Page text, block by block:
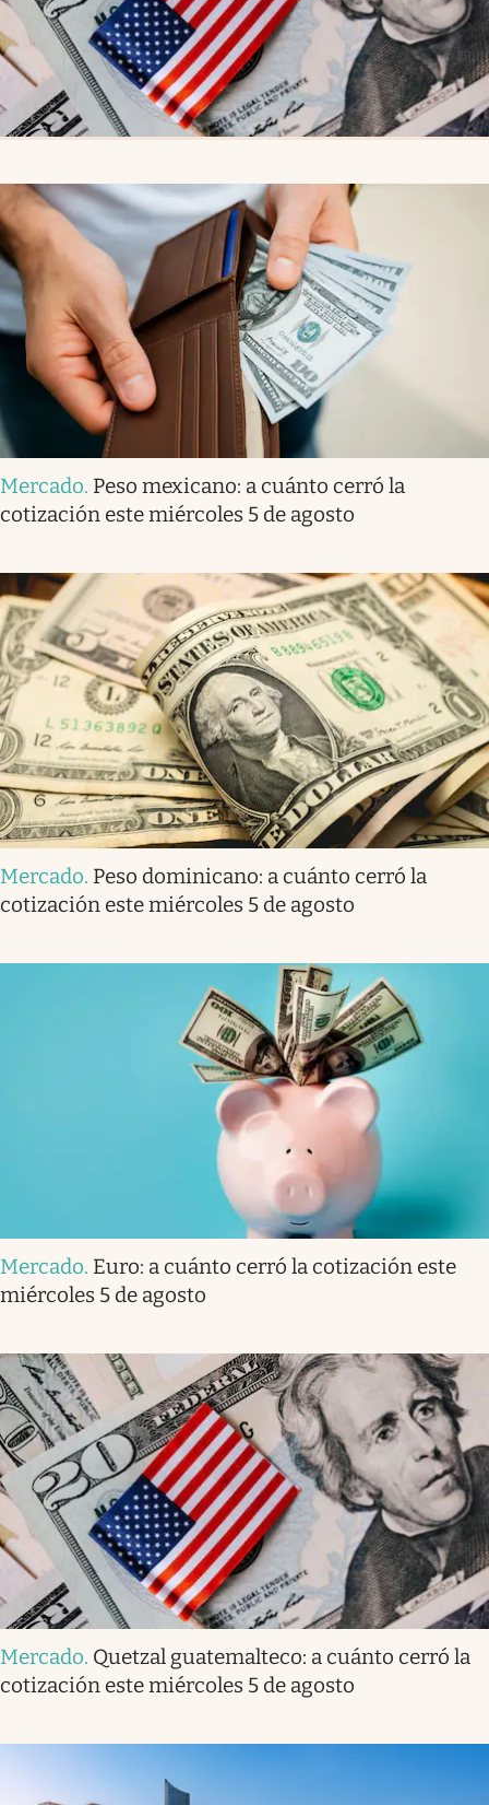
Mercado. Peso mexicano: a cuánto cerró la
cotización este miércoles 5 de agosto
Mercado. Peso dominicano: a cuánto cerró la
cotización este miércoles 5 de agosto
Mercado. Euro: a cuánto cerró la cotización este
miércoles 5 de agosto
Mercado. Quetzal guatemalteco: a cuánto cerró la
cotización este miércoles 5 de agosto